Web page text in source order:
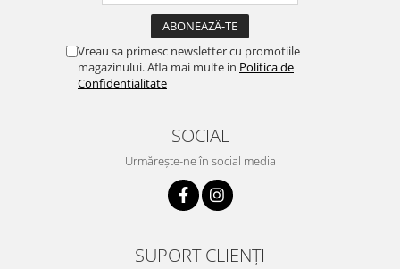
Vreau sa primesc newsletter cu promotiile
magazinului. Afla mai multe in Politica de
Confidentialitate
SOCIAL
Urmărește-ne în social media
SUPORT CLIENȚI